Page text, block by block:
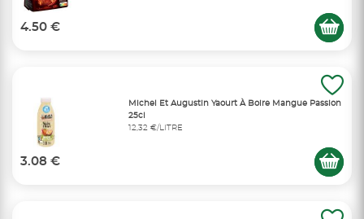
4.50 €
Michel Et Augustin Yaourt À Boire Mangue Passion
25cl
12,32 €/LITRE
3.08 €